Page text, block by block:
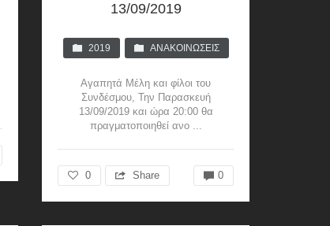
13/09/2019
2019 ΑΝΑΚΟΙΝΏΣΕΙΣ
Αγαπητά Μέλη και φίλοι του
Συνδέσμου, Την Παρασκευή
13/09/2019 και ώρα 20:00 θα
πραγματοποιηθεί ανο ...
0 Share 0